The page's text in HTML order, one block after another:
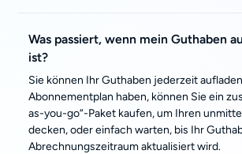
Was passiert, wenn mein Guthaben
ist?
Sie können Ihr Guthaben jederzeit
Abonnementplan haben, können Sie ein
as-you-go“-Paket kaufen, um Ihren
decken, oder einfach warten, bis Ihr
Abrechnungszeitraum aktualisiert wird.